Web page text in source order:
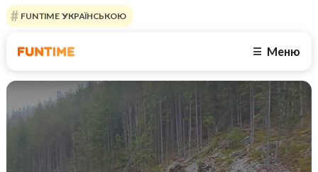
FUNTIME УКРАЇНСЬКОЮ
☰ Меню